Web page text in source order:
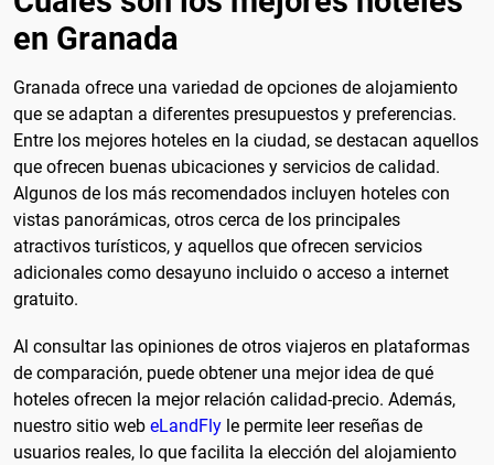
en Granada
Granada ofrece una variedad de opciones de alojamiento
que se adaptan a diferentes presupuestos y preferencias.
Entre los mejores hoteles en la ciudad, se destacan aquellos
que ofrecen buenas ubicaciones y servicios de calidad.
Algunos de los más recomendados incluyen hoteles con
vistas panorámicas, otros cerca de los principales
atractivos turísticos, y aquellos que ofrecen servicios
adicionales como desayuno incluido o acceso a internet
gratuito.
Al consultar las opiniones de otros viajeros en plataformas
de comparación, puede obtener una mejor idea de qué
hoteles ofrecen la mejor relación calidad-precio. Además,
nuestro sitio web eLandFly le permite leer reseñas de
usuarios reales, lo que facilita la elección del alojamiento